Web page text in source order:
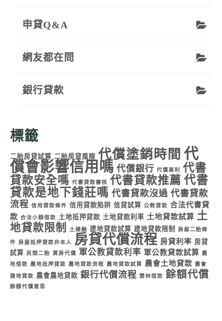
申貸Q&A
網友都在問
銀行貸款
標籤
二胎房貸試算 二胎房貸風險 代償塗銷時間 代
償會影響信用嗎 代償銀行 代償高利
代書
貸款安全嗎 代書貸款審核 代書貸款推薦 代書
貸款是地下錢莊嗎 代書貸款沒過 代書貸款
流程 信用貸款條件 信用貸款陷阱 信貸試算 公教貸款 合法代書貸
款 合法小額借款 土地抵押貸款 土地貸款利率 土地貸款試算 土
地貸款限制
土建融 建地貸款試算 建地貸款限制 房屋二胎條
件 房屋抵押貸款非本人 房貸代償流程 房貸利率 房貸
試算
民間二胎 買房代償 軍公教貸款利率 軍公教貸款試算
農
地借款
農地抵押貸款 農地貸款流程 農地貸款試算 農會土地貸款 農會
建地貸款 農會農地貸款 銀行代償流程 雲林借款 餘額代償
餘額代償意思